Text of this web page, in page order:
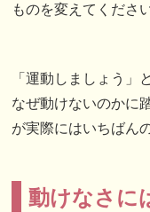
ものを変えてください
「運動しましょう」
なぜ動けないのかに
が実際にはいちばん
動けなさに